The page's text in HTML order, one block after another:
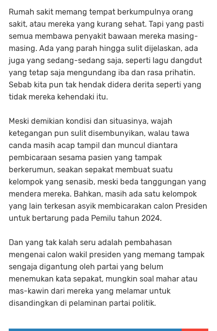
Rumah sakit memang tempat berkumpulnya orang
sakit, atau mereka yang kurang sehat. Tapi yang pasti
semua membawa penyakit bawaan mereka masing-
masing. Ada yang parah hingga sulit dijelaskan, ada
juga yang sedang-sedang saja, seperti lagu dangdut
yang tetap saja mengundang iba dan rasa prihatin.
Sebab kita pun tak hendak didera derita seperti yang
tidak mereka kehendaki itu.
Meski demikian kondisi dan situasinya, wajah
ketegangan pun sulit disembunyikan, walau tawa
canda masih acap tampil dan muncul diantara
pembicaraan sesama pasien yang tampak
berkerumun, seakan sepakat membuat suatu
kelompok yang senasib, meski beda tanggungan yang
mendera mereka. Bahkan, masih ada satu kelompok
yang lain terkesan asyik membicarakan calon Presiden
untuk bertarung pada Pemilu tahun 2024.
Dan yang tak kalah seru adalah pembahasan
mengenai calon wakil presiden yang memang tampak
sengaja digantung oleh partai yang belum
menemukan kata sepakat, mungkin soal mahar atau
mas-kawin dari mereka yang melamar untuk
disandingkan di pelaminan partai politik.